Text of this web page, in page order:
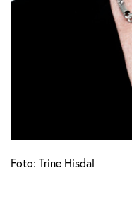
Foto: Trine Hisdal